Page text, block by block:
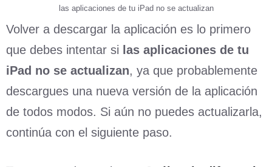
las aplicaciones de tu iPad no se actualizan
Volver a descargar la aplicación es lo primero
que debes intentar si las aplicaciones de tu
iPad no se actualizan, ya que probablemente
descargues una nueva versión de la aplicación
de todos modos. Si aún no puedes actualizarla,
continúa con el siguiente paso.